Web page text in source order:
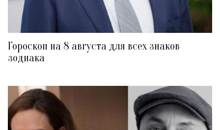
Гороскоп на 8 августа для всех знаков
зодиака